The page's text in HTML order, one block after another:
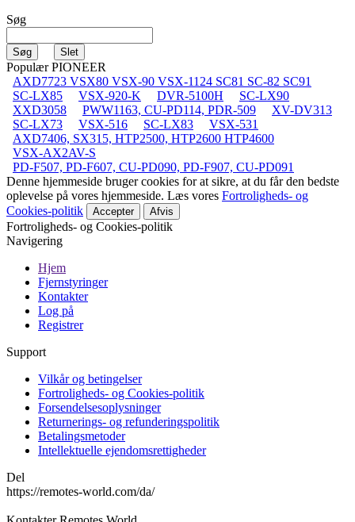
Søg
Populær PIONEER
AXD7723 VSX80 VSX-90 VSX-1124 SC81 SC-82 SC91
SC-LX85
VSX-920-K DVR-5100H
SC-LX90
XXD3058
PWW1163, CU-PD114, PDR-509
XV-DV313
SC-LX73
VSX-516 SC-LX83
VSX-531
AXD7406, SX315, HTP2500, HTP2600 HTP4600
VSX-AX2AV-S
PD-F507, PD-F607, CU-PD090, PD-F907, CU-PD091
Denne hjemmeside bruger cookies for at sikre, at du får den bedste
oplevelse på vores hjemmeside. Læs vores Fortroligheds- og
Cookies-politik
Accepter Afvis
Fortroligheds- og Cookies-politik
Navigering
Hjem
Fjernstyringer
Kontakter
Log på
Registrer
Support
Vilkår og betingelser
Fortroligheds- og Cookies-politik
Forsendelsesoplysninger
Returnerings- og refunderingspolitik
Betalingsmetoder
Intellektuelle ejendomsrettigheder
Del
https://remotes-world.com/da/